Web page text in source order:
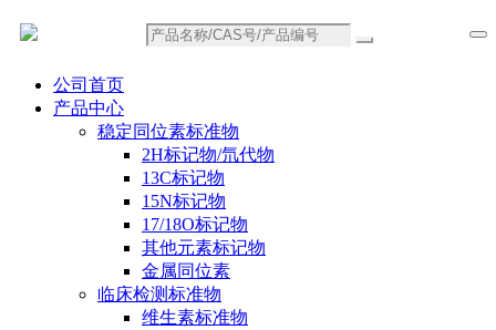
公司首页
产品中心
稳定同位素标准物
2H标记物/氘代物
13C标记物
15N标记物
17/18O标记物
其他元素标记物
金属同位素
临床检测标准物
维生素标准物